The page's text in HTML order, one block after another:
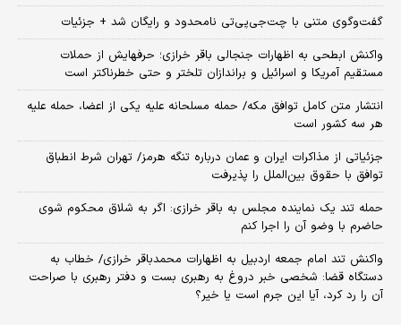
گفت‌وگوی متنی با چت‌جی‌پی‌تی نامحدود و رایگان شد + جزئیات
واکنش ابطحی به اظهارات جنجالی باقر خرازی؛ حرفهایش از حملات
مستقیم آمریکا و اسرائیل و براندازان تلختر و حتی خطرناکتر است
انتشار متن کامل توافق مکه/ حمله مسلحانه علیه یکی از اعضا، حمله علیه
هر سه کشور است
جزئیاتی از مذاکرات ایران و عمان درباره تنگه هرمز/ تهران شرط انطباق
توافق با حقوق بین‌الملل را پذیرفت
حمله تند یک نماینده مجلس به باقر خرازی: اگر به شلاق محکوم شوی
حاضرم با وضو آن را اجرا کنم
واکنش تند امام جمعه اردبیل به اظهارات محمدباقر خرازی/ خطاب به
دستگاه قضا: شخصی خبر دروغ به رهبری بست و دفتر رهبری با صراحت
آن را رد کرد، آیا این جرم است یا خیر؟